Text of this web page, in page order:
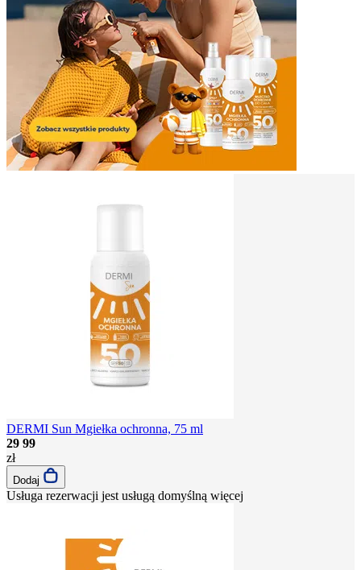
DERMI Sun Mgiełka ochronna, 75 ml
29 99
zł
Dodaj
Usługa rezerwacji jest usługą domyślną więcej